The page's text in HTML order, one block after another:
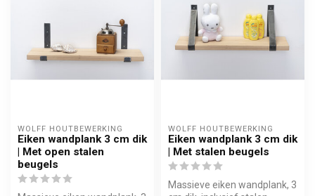
WOLFF HOUTBEWERKING
Eiken wandplank 3 cm dik
| Met open stalen
beugels
WOLFF HOUTBEWERKING
Eiken wandplank 3 cm dik
| Met stalen beugels
Massieve eiken wandplank, 3